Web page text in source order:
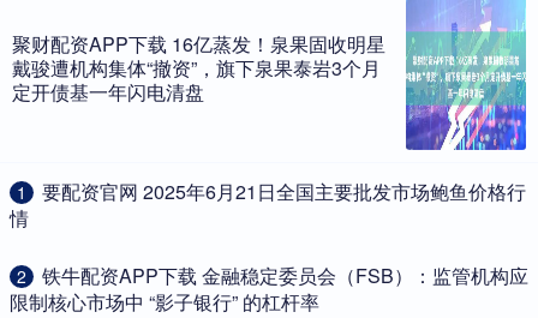
聚财配资APP下载 16亿蒸发！泉果固收明星
戴骏遭机构集体“撤资”，旗下泉果泰岩3个月
定开债基一年闪电清盘
1
​要配资官网 2025年6月21日全国主要批发市场鲍鱼价格行
情
2
​铁牛配资APP下载 金融稳定委员会（FSB）：监管机构应
限制核心市场中 “影子银行” 的杠杆率